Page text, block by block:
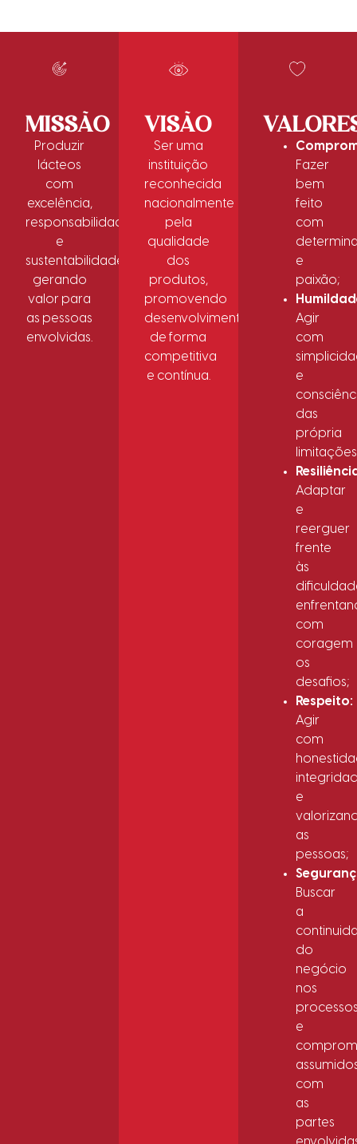
MISSÃO
Produzir
lácteos
com
excelência,
responsabilidade
e
sustentabilidade,
gerando
valor para
as pessoas
envolvidas.
VISÃO
Ser uma
instituição
reconhecida
nacionalmente
pela
qualidade
dos
produtos,
promovendo
desenvolvimento
de forma
competitiva
e contínua.
Fazer
bem
feito
com
e
paixão;
Agir
com
e
das
própria
Adaptar
e
reerguer
frente
às
com
coragem
os
desafios;
Respeito:
Agir
com
e
as
pessoas;
Buscar
a
do
negócio
nos
e
com
as
partes